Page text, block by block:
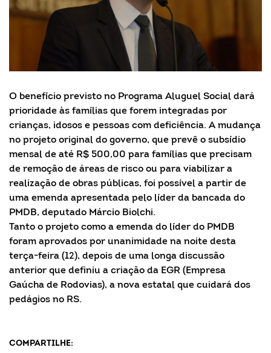
O benefício previsto no Programa Aluguel Social dará
prioridade às famílias que forem integradas por
crianças, idosos e pessoas com deficiência. A mudança
no projeto original do governo, que prevê o subsídio
mensal de até R$ 500,00 para famílias que precisam
de remoção de áreas de risco ou para viabilizar a
realização de obras públicas, foi possível a partir de
uma emenda apresentada pelo líder da bancada do
PMDB, deputado Márcio Biolchi.
Tanto o projeto como a emenda do líder do PMDB
foram aprovados por unanimidade na noite desta
terça-feira (12), depois de uma longa discussão
anterior que definiu a criação da EGR (Empresa
Gaúcha de Rodovias), a nova estatal que cuidará dos
pedágios no RS.
COMPARTILHE: